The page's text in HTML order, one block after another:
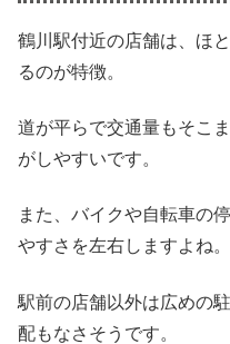
鶴川駅付近の店舗は、ほ
るのが特徴。
道が平らで交通量もそこ
がしやすいです。
また、バイクや自転車の
やすさを左右しますよね。
駅前の店舗以外は広めの
配もなさそうです。